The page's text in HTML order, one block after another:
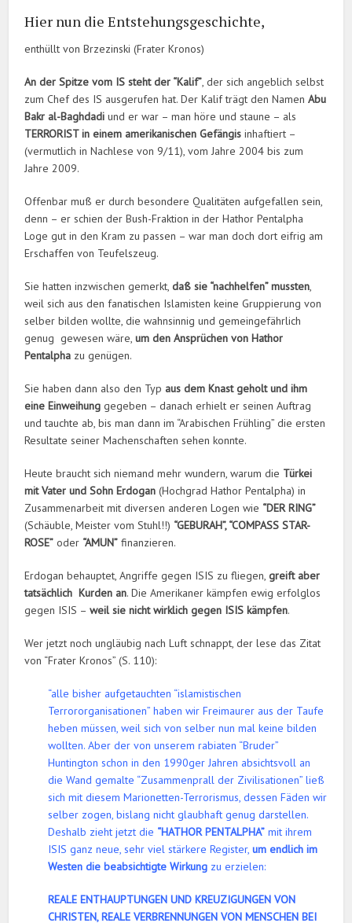
Hier nun die Entstehungsgeschichte,
enthüllt von Brzezinski (Frater Kronos)
An der Spitze vom IS steht der “Kalif”, der sich angeblich selbst
zum Chef des IS ausgerufen hat. Der Kalif trägt den NamenAbu
Bakr al-Baghdadi und er war – man höre und staune – als
TERRORIST in einem amerikanischen Gefängis inhaftiert –
(vermutlich in Nachlese von 9/11), vom Jahre 2004 bis zum
Jahre 2009.
Offenbar muß er durch besondere Qualitäten aufgefallen sein,
denn – er schien der Bush-Fraktion in der Hathor Pentalpha
Loge gut in den Kram zu passen – war man doch dort eifrig am
Erschaffen von Teufelszeug.
Sie hatten inzwischen gemerkt,daß sie “nachhelfen” mussten,
weil sich aus den fanatischen Islamisten keine Gruppierung von
selber bilden wollte, die wahnsinnig und gemeingefährlich
genug gewesen wäre,um den Ansprüchen von Hathor
Pentalpha zu genügen.
Sie haben dann also den Typaus dem Knast geholt und ihm
eine Einweihung gegeben – danach erhielt er seinen Auftrag
und tauchte ab, bis man dann im “Arabischen Frühling” die ersten
Resultate seiner Machenschaften sehen konnte.
Heute braucht sich niemand mehr wundern, warum die Türkei
mit Vater und Sohn Erdogan (Hochgrad Hathor Pentalpha) in
Zusammenarbeit mit diversen anderen Logen wie “DER RING”
(Schäuble, Meister vom Stuhl!!) “GEBURAH”, “COMPASS STAR-
ROSE” oder “AMUN” finanzieren.
Erdogan behauptet, Angriffe gegen ISIS zu fliegen,greift aber
tatsächlich Kurden an. Die Amerikaner kämpfen ewig erfolglos
gegen ISIS –weil sie nicht wirklich gegen ISIS kämpfen.
Wer jetzt noch ungläubig nach Luft schnappt, der lese das Zitat
von “Frater Kronos” (S. 110):
“alle bisher aufgetauchten “islamistischen
Terrororganisationen” haben wir Freimaurer aus der Taufe
heben müssen, weil sich von selber nun mal keine bilden
wollten. Aber der von unserem rabiaten “Bruder”
Huntington schon in den 1990ger Jahren absichtsvoll an
die Wand gemalte “Zusammenprall der Zivilisationen” ließ
sich mit diesem Marionetten-Terrorismus, dessen Fäden wir
selber zogen, bislang nicht glaubhaft genug darstellen.
Deshalb zieht jetzt die “HATHOR PENTALPHA” mit ihrem
ISIS ganz neue, sehr viel stärkere Register,um endlich im
Westen die beabsichtigte Wirkung zu erzielen:
REALE ENTHAUPTUNGEN UND KREUZIGUNGEN VON
CHRISTEN, REALE VERBRENNUNGEN VON MENSCHEN BEI